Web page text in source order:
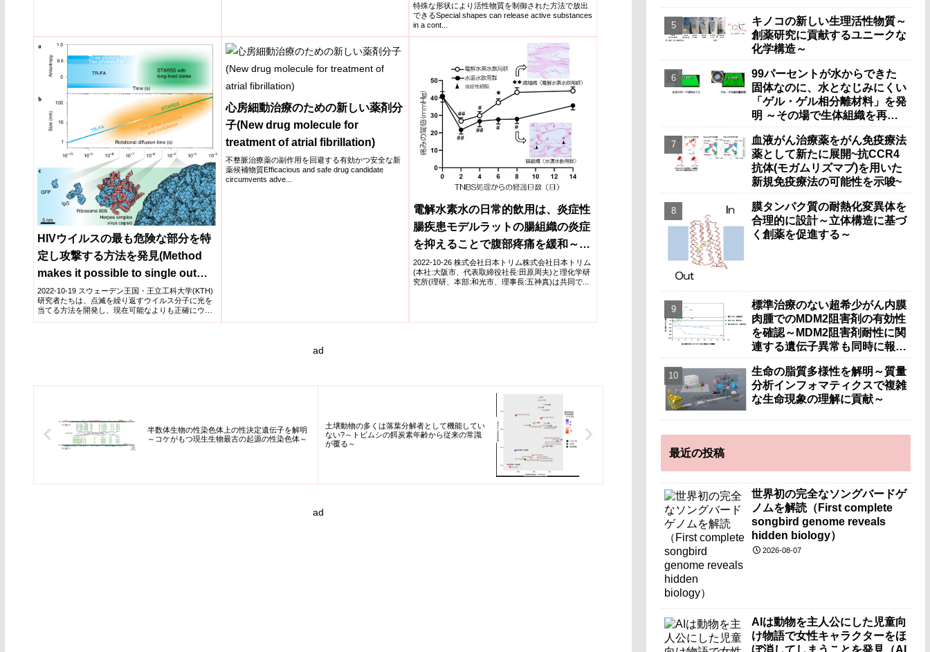
特殊な形状により活性物質を制御された方法で放出
できるSpecial shapes can release active substances
in a cont...
HIVウイルスの最も危険な部分を特
定し攻撃する方法を発見(Method
makes it possible to single out
and attack HIV virus’ most
dangerous parts)
2022-10-19 スウェーデン王国・王立工科大学(KTH)
研究者たちは、点滅を繰り返すウイルス分子に光を
当てる方法を開発し、現在可能なよりも正確にウイ
心房細動治療のための新しい薬剤分
子(New drug molecule for
treatment of atrial fibrillation)
不整脈治療薬の副作用を回避する有効かつ安全な新
薬候補物質Efficacious and safe drug candidate
circumvents adve...
電解水素水の日常的飲用は、炎症性
腸疾患モデルラットの腸組織の炎症
を抑えることで腹部疼痛を緩和～再
発しやすい腸疾患の予防策として期
待～
2022-10-26 株式会社日本トリム株式会社日本トリム
(本社:大阪市、代表取締役社長:田原周夫)と理化学研
究所(理研、本部:和光市、理事長:五神真)は共同で...
ad
半数体生物の性染色体上の性決定遺伝子を解明
～コケがもつ現生生物最古の起源の性染色体～
土壌動物の多くは落葉分解者として機能してい
ない?～トビムシの餌炭素年齢から従来の常識
が覆る～
ad
キノコの新しい生理活性物質～
創薬研究に貢献するユニークな
化学構造～
99パーセントが水からできた
固体なのに、水となじみにくい
「ゲル・ゲル相分離材料」を発
明 ～その場で生体組織を再生
材料の可能性～
血液がん治療薬をがん免疫療法
薬として新たに展開~抗CCR4
抗体(モガムリズマブ)を用いた
新規免疫療法の可能性を示唆~
膜タンパク質の耐熱化変異体を
合理的に設計～立体構造に基づ
く創薬を促進する～
標準治療のない超希少がん内膜
肉腫でのMDM2阻害剤の有効性
を確認～MDM2阻害剤耐性に関
連する遺伝子異常も同時に報告
生命の脂質多様性を解明～質量
分析インフォマティクスで複雑
な生命現象の理解に貢献～
最近の投稿
世界初の完全なソングバードゲ
ノムを解読（First complete
songbird genome reveals
hidden biology）
2026-08-07
AIは動物を主人公にした児童向
け物語で女性キャラクターをほ